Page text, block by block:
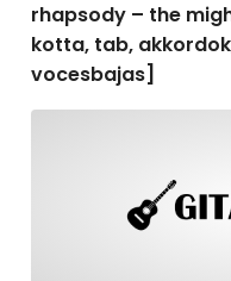
rhapsody – the
kotta, tab,
vocesbajas]